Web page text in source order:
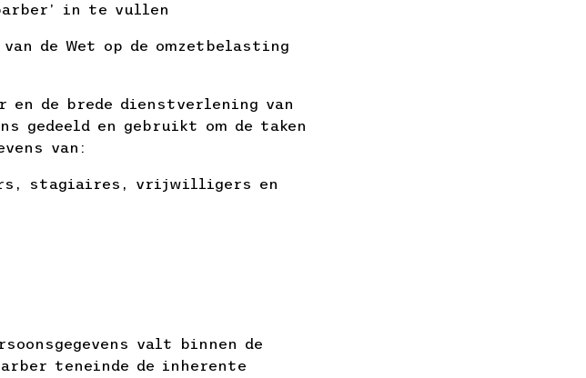
in te vullen
de Wet op de omzetbelasting
en de brede dienstverlening van
gedeeld en gebruikt om de taken
van:
stagiaires, vrijwilligers en
valt binnen de
teneinde de inherente